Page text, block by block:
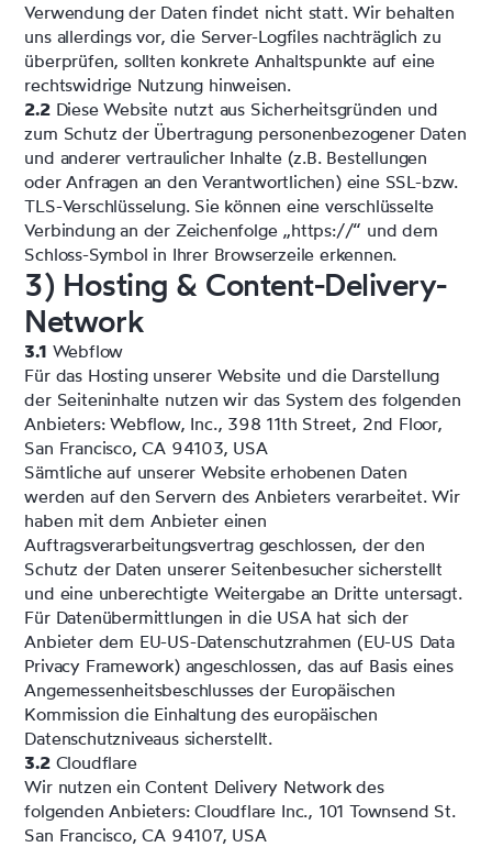
Verwendung der Daten findet nicht statt. Wir behalten
uns allerdings vor, die Server-Logfiles nachträglich zu
überprüfen, sollten konkrete Anhaltspunkte auf eine
rechtswidrige Nutzung hinweisen.
2.2Diese Website nutzt aus Sicherheitsgründen und
zum Schutz der Übertragung personenbezogener Daten
und anderer vertraulicher Inhalte (z.B. Bestellungen
oder Anfragen an den Verantwortlichen) eine SSL-bzw.
TLS-Verschlüsselung. Sie können eine verschlüsselte
Verbindung an der Zeichenfolge „https://“ und dem
Schloss-Symbol in Ihrer Browserzeile erkennen.
3) Hosting & Content-Delivery-
Network
3.1 Webflow
Für das Hosting unserer Website und die Darstellung
der Seiteninhalte nutzen wir das System des folgenden
Anbieters: Webflow, Inc., 398 11th Street, 2nd Floor,
San Francisco, CA 94103, USA
Sämtliche auf unserer Website erhobenen Daten
werden auf den Servern des Anbieters verarbeitet. Wir
haben mit dem Anbieter einen
Auftragsverarbeitungsvertrag geschlossen, der den
Schutz der Daten unserer Seitenbesucher sicherstellt
und eine unberechtigte Weitergabe an Dritte untersagt.
Für Datenübermittlungen in die USA hat sich der
Anbieter dem EU-US-Datenschutzrahmen (EU-US Data
Privacy Framework) angeschlossen, das auf Basis eines
Angemessenheitsbeschlusses der Europäischen
Kommission die Einhaltung des europäischen
Datenschutzniveaus sicherstellt.
3.2Cloudflare
Wir nutzen ein Content Delivery Network des
folgenden Anbieters: Cloudflare Inc., 101 Townsend St.
San Francisco, CA 94107, USA